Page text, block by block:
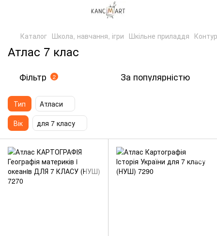
Каталог Школа, навчання, ігри Шкільне приладдя
Атлас 7 клас
Фільтр 2 За популярністю
Тип
Атласи
Вік
для 7 класу